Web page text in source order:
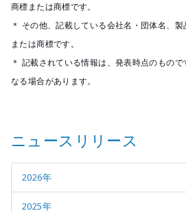
商標または商標です。
＊ その他、記載している会社名・団体名、
または商標です。
＊ 記載されている情報は、発表時点のもの
なる場合があります。
ニュースリリース
2026年
2025年